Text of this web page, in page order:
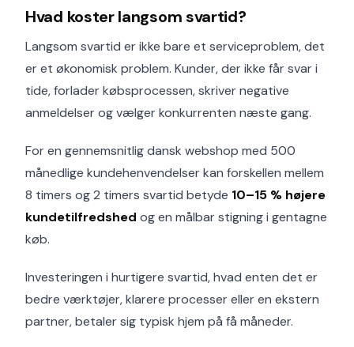
Hvad koster langsom svartid?
Langsom svartid er ikke bare et serviceproblem, det
er et økonomisk problem. Kunder, der ikke får svar i
tide, forlader købsprocessen, skriver negative
anmeldelser og vælger konkurrenten næste gang.
For en gennemsnitlig dansk webshop med 500
månedlige kundehenvendelser kan forskellen mellem
8 timers og 2 timers svartid betyde 10–15 % højere
kundetilfredshed og en målbar stigning i gentagne
køb.
Investeringen i hurtigere svartid, hvad enten det er
bedre værktøjer, klarere processer eller en ekstern
partner, betaler sig typisk hjem på få måneder.